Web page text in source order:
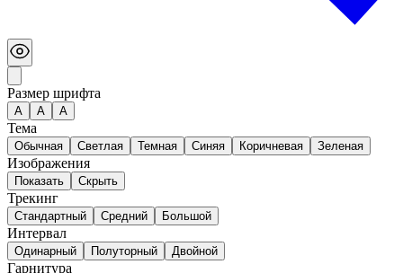
Размер шрифта
А A A
Тема
Обычная Светлая Темная Синяя Коричневая Зеленая
Изображения
Показать Скрыть
Трекинг
Стандартный Средний Большой
Интервал
Одинарный Полуторный Двойной
Гарнитура